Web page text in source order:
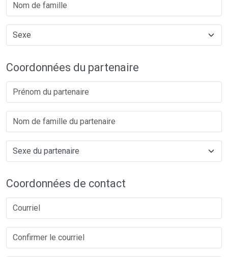
Coordonnées du partenaire
Coordonnées de contact